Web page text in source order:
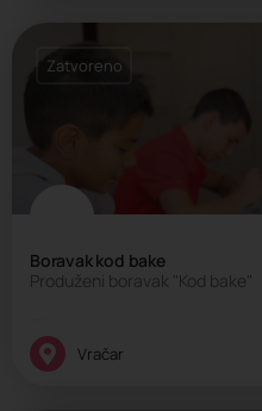
Boravak kod bake
Produženi boravak "Kod bake"
Zatvoreno
Vračar